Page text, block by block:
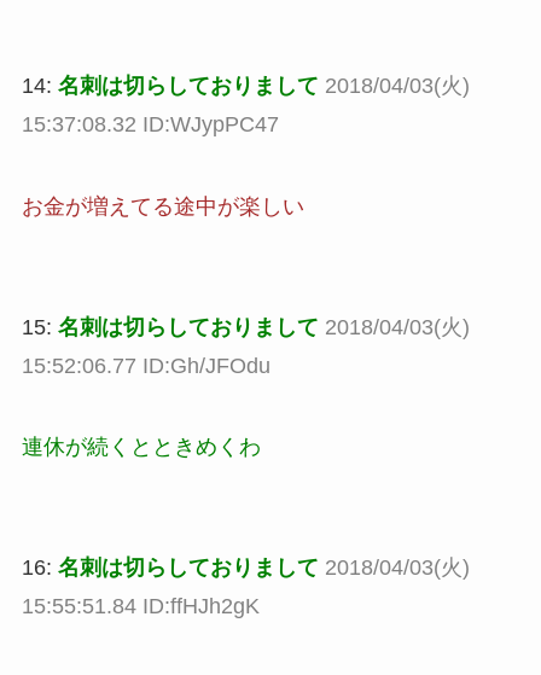
14: 名刺は切らしておりまして 2018/04/03(火)
15:37:08.32 ID:WJypPC47
お金が増えてる途中が楽しい
15: 名刺は切らしておりまして 2018/04/03(火)
15:52:06.77 ID:Gh/JFOdu
連休が続くとときめくわ
16: 名刺は切らしておりまして 2018/04/03(火)
15:55:51.84 ID:ffHJh2gK